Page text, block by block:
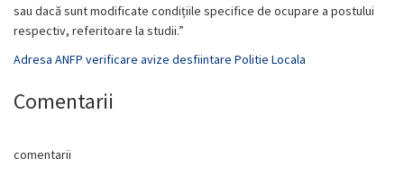
sau dacă sunt modificate condițiile specifice de ocupare a postului
respectiv, referitoare la studii.”
Adresa ANFP verificare avize desfiintare Politie Locala
Comentarii
comentarii